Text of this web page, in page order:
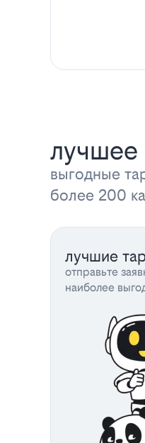
лучшее
выгодные
более 200
лучшие
отправьте
наиболее